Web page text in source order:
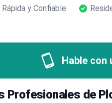
y Confiable
Hable con
Profesionales de